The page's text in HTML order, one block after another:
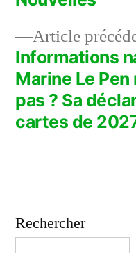
l’article
Article
Informations
Marine Le
pas ? Sa
cartes de
Rechercher